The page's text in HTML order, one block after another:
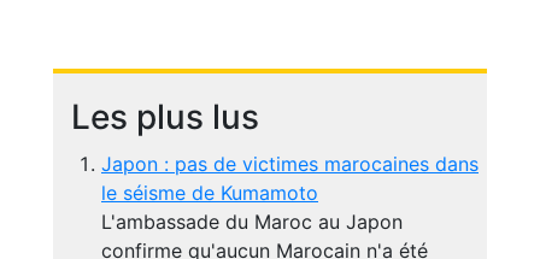
Les plus lus
Japon : pas de victimes marocaines dans
le séisme de Kumamoto
L'ambassade du Maroc au Japon
confirme qu'aucun Marocain n'a été